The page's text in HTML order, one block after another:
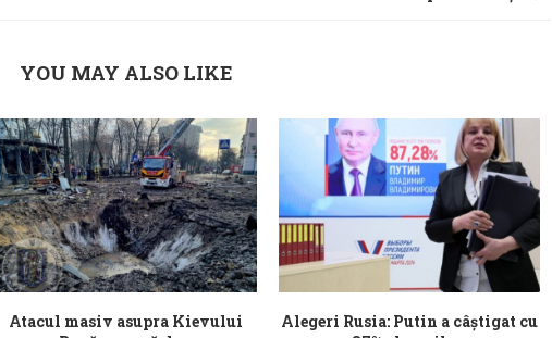
YOU MAY ALSO LIKE
Atacul masiv asupra Kievului
Alegeri Rusia: Putin a câștigat cu